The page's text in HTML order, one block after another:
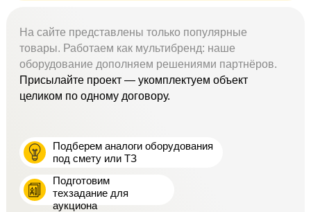
На сайте представлены только популярные
товары. Работаем как мультибренд: наше
оборудование дополняем решениями партнёров.
Присылайте проект — укомплектуем объект
целиком по одному договору.
Подберем аналоги оборудования
под смету или ТЗ
Подготовим
техзадание для
аукциона